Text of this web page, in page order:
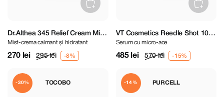
Dr.Althea 345 Relief Cream Mist
60 ml
Mist-crema calmant și hidratant
270 lei 295 lei
VT Cosmetics Reedle Shot 100
- 50 ml
Serum cu micro-ace
485 lei 570 lei
TOCOBO
-30% PURCELL
-14%